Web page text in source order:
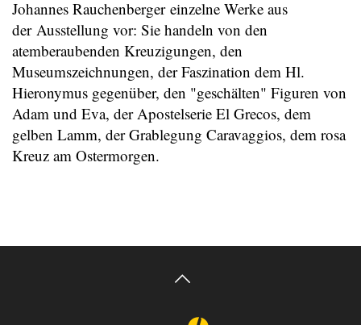
Johannes Rauchenberger einzelne Werke aus
der Ausstellung vor: Sie handeln von den
atemberaubenden Kreuzigungen, den
Museumszeichnungen, der Faszination dem Hl.
Hieronymus gegenüber, den "geschälten" Figuren von
Adam und Eva, der Apostelserie El Grecos, dem
gelben Lamm, der Grablegung Caravaggios, dem rosa
Kreuz am Ostermorgen.